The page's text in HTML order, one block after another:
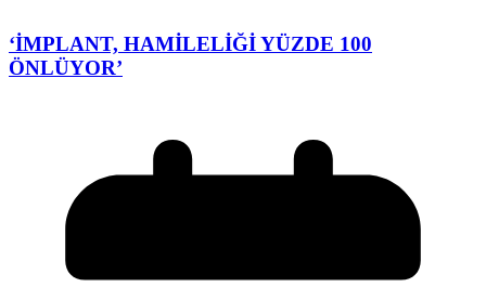
‘İMPLANT, HAMİLELİĞİ YÜZDE 100
ÖNLÜYOR’